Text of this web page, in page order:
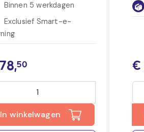
Binnen 5 werkdagen
Exclusief Smart-e-
78,50
In winkelwagen
€